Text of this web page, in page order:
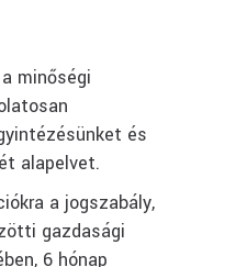
minőségi
és
alapelvet.
a jogszabály,
gazdasági
6 hónap